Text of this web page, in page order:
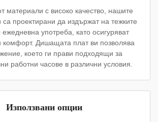
материали с високо качество, нашите
са проектирани да издържат на тежките
употреба, като осигуряват
комфорт. Дишащата плат ви позволява
което ги прави подходящи за
работни часове в различни условия.
Използвани опции